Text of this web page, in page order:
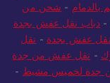
بالدمام - شحن من
- دباب نقل عفش بجدة
عفش بجدة - نقل
- نقل عفش من جدة
جدة لخميس مشيط -